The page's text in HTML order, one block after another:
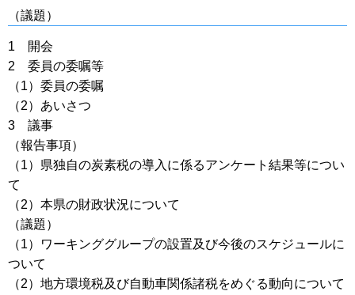
（議題）
1 開会
2 委員の委嘱等
（1）委員の委嘱
（2）あいさつ
3 議事
（報告事項）
（1）県独自の炭素税の導入に係るアンケート結果等につい
て
（2）本県の財政状況について
（議題）
（1）ワーキンググループの設置及び今後のスケジュールに
ついて
（2）地方環境税及び自動車関係諸税をめぐる動向について